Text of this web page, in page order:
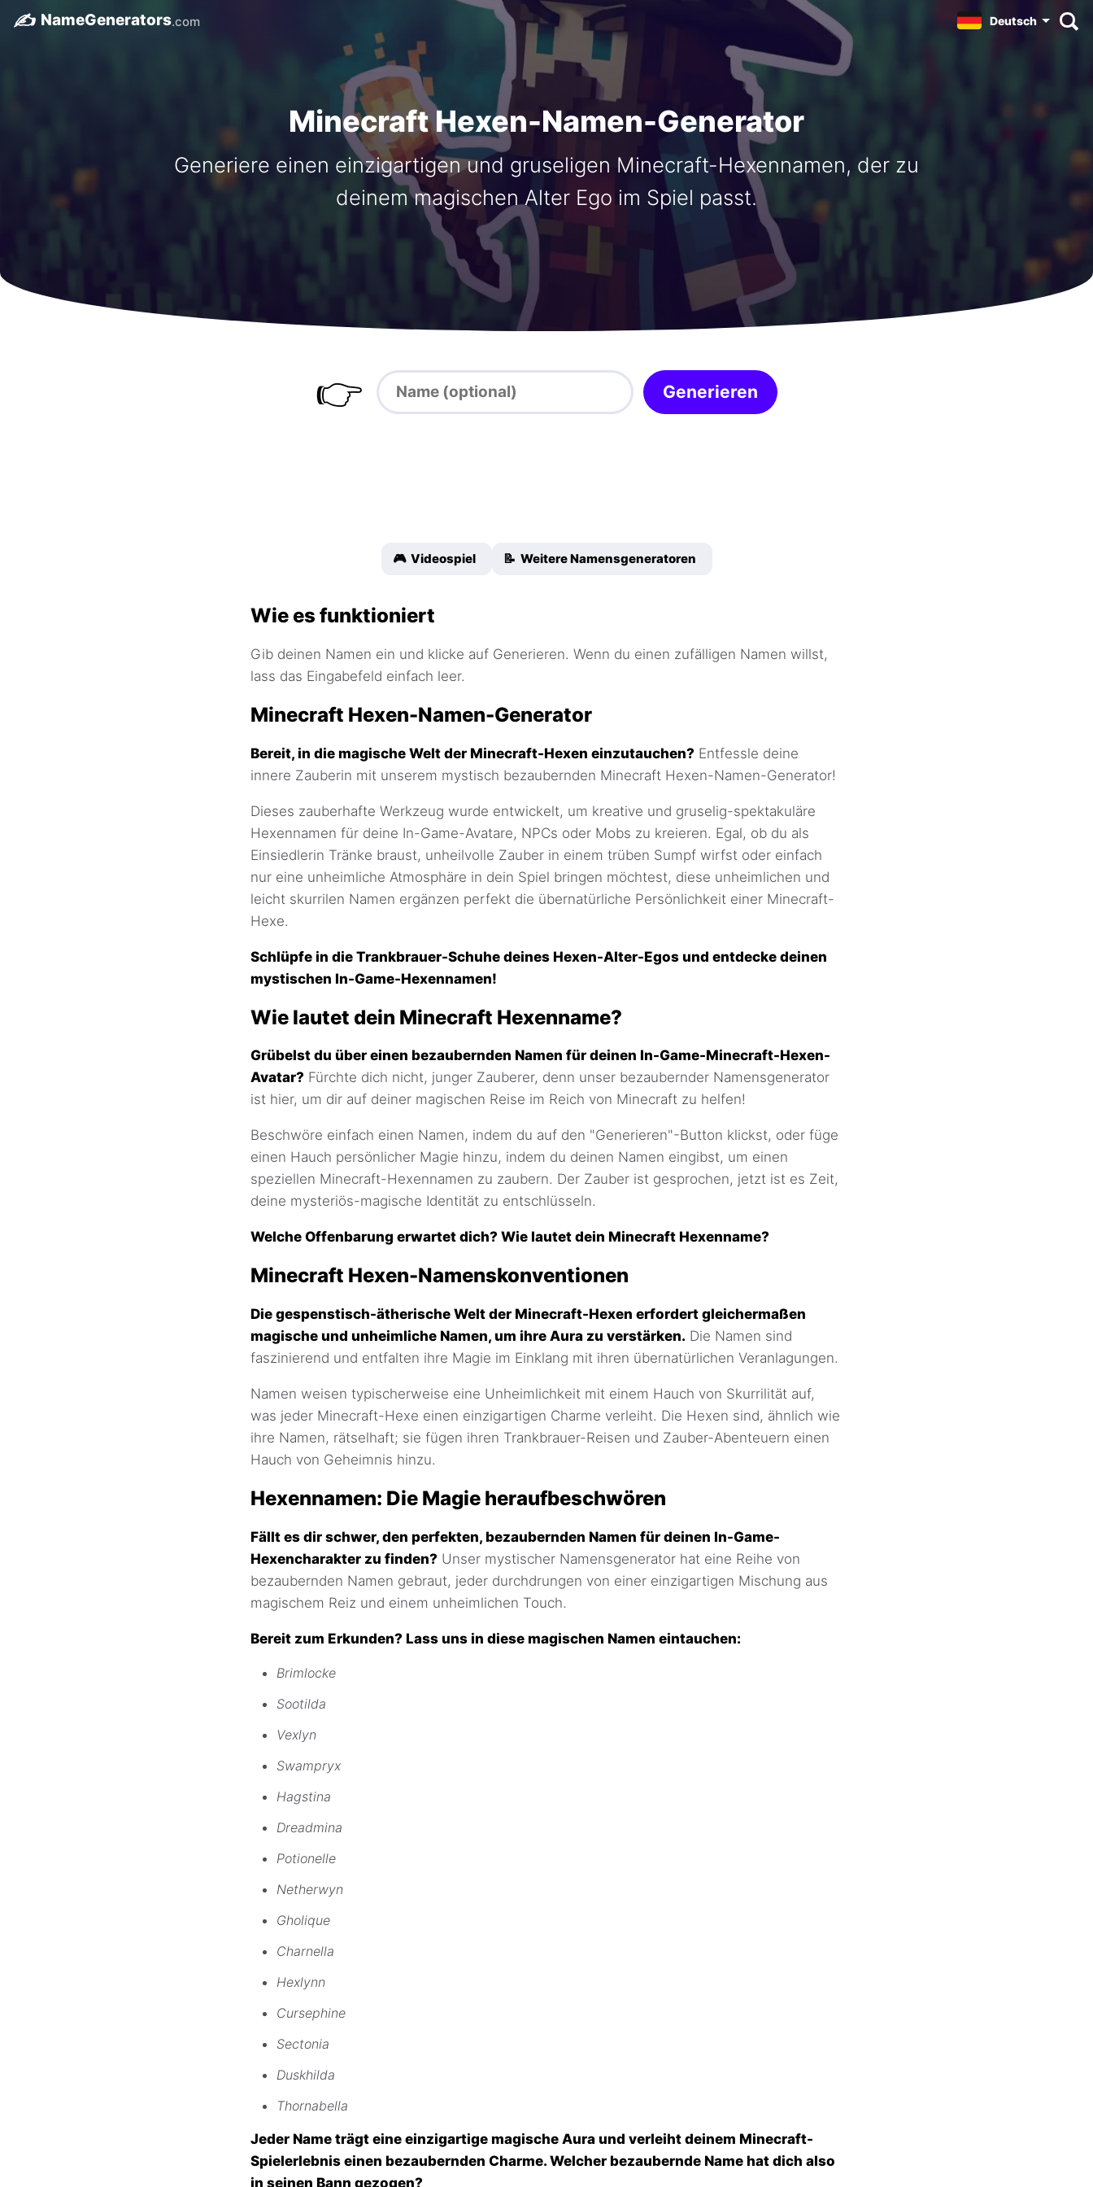
✍️ NameGenerators.com Deutsch
Minecraft Hexen-Namen-Generator
Generiere einen einzigartigen und gruseligen Minecraft-Hexennamen, der zu
deinem magischen Alter Ego im Spiel passt.
👉 Generieren
🎮 Videospiel 📝 Weitere Namensgeneratoren
Wie es funktioniert
Gib deinen Namen ein und klicke auf Generieren. Wenn du einen zufälligen Namen willst,
lass das Eingabefeld einfach leer.
Minecraft Hexen-Namen-Generator
Bereit, in die magische Welt der Minecraft-Hexen einzutauchen? Entfessle deine
innere Zauberin mit unserem mystisch bezaubernden Minecraft Hexen-Namen-Generator!
Dieses zauberhafte Werkzeug wurde entwickelt, um kreative und gruselig-spektakuläre
Hexennamen für deine In-Game-Avatare, NPCs oder Mobs zu kreieren. Egal, ob du als
Einsiedlerin Tränke braust, unheilvolle Zauber in einem trüben Sumpf wirfst oder einfach
nur eine unheimliche Atmosphäre in dein Spiel bringen möchtest, diese unheimlichen und
leicht skurrilen Namen ergänzen perfekt die übernatürliche Persönlichkeit einer Minecraft-
Hexe.
Schlüpfe in die Trankbrauer-Schuhe deines Hexen-Alter-Egos und entdecke deinen
mystischen In-Game-Hexennamen!
Wie lautet dein Minecraft Hexenname?
Grübelst du über einen bezaubernden Namen für deinen In-Game-Minecraft-Hexen-
Avatar? Fürchte dich nicht, junger Zauberer, denn unser bezaubernder Namensgenerator
ist hier, um dir auf deiner magischen Reise im Reich von Minecraft zu helfen!
Beschwöre einfach einen Namen, indem du auf den "Generieren"-Button klickst, oder füge
einen Hauch persönlicher Magie hinzu, indem du deinen Namen eingibst, um einen
speziellen Minecraft-Hexennamen zu zaubern. Der Zauber ist gesprochen, jetzt ist es Zeit,
deine mysteriös-magische Identität zu entschlüsseln.
Welche Offenbarung erwartet dich? Wie lautet dein Minecraft Hexenname?
Minecraft Hexen-Namenskonventionen
Die gespenstisch-ätherische Welt der Minecraft-Hexen erfordert gleichermaßen
magische und unheimliche Namen, um ihre Aura zu verstärken. Die Namen sind
faszinierend und entfalten ihre Magie im Einklang mit ihren übernatürlichen Veranlagungen.
Namen weisen typischerweise eine Unheimlichkeit mit einem Hauch von Skurrilität auf,
was jeder Minecraft-Hexe einen einzigartigen Charme verleiht. Die Hexen sind, ähnlich wie
ihre Namen, rätselhaft; sie fügen ihren Trankbrauer-Reisen und Zauber-Abenteuern einen
Hauch von Geheimnis hinzu.
Hexennamen: Die Magie heraufbeschwören
Fällt es dir schwer, den perfekten, bezaubernden Namen für deinen In-Game-
Hexencharakter zu finden? Unser mystischer Namensgenerator hat eine Reihe von
bezaubernden Namen gebraut, jeder durchdrungen von einer einzigartigen Mischung aus
magischem Reiz und einem unheimlichen Touch.
Bereit zum Erkunden? Lass uns in diese magischen Namen eintauchen:
Brimlocke
Sootilda
Vexlyn
Swampryx
Hagstina
Dreadmina
Potionelle
Netherwyn
Gholique
Charnella
Hexlynn
Cursephine
Sectonia
Duskhilda
Thornabella
Jeder Name trägt eine einzigartige magische Aura und verleiht deinem Minecraft-
Spielerlebnis einen bezaubernden Charme. Welcher bezaubernde Name hat dich also
in seinen Bann gezogen?